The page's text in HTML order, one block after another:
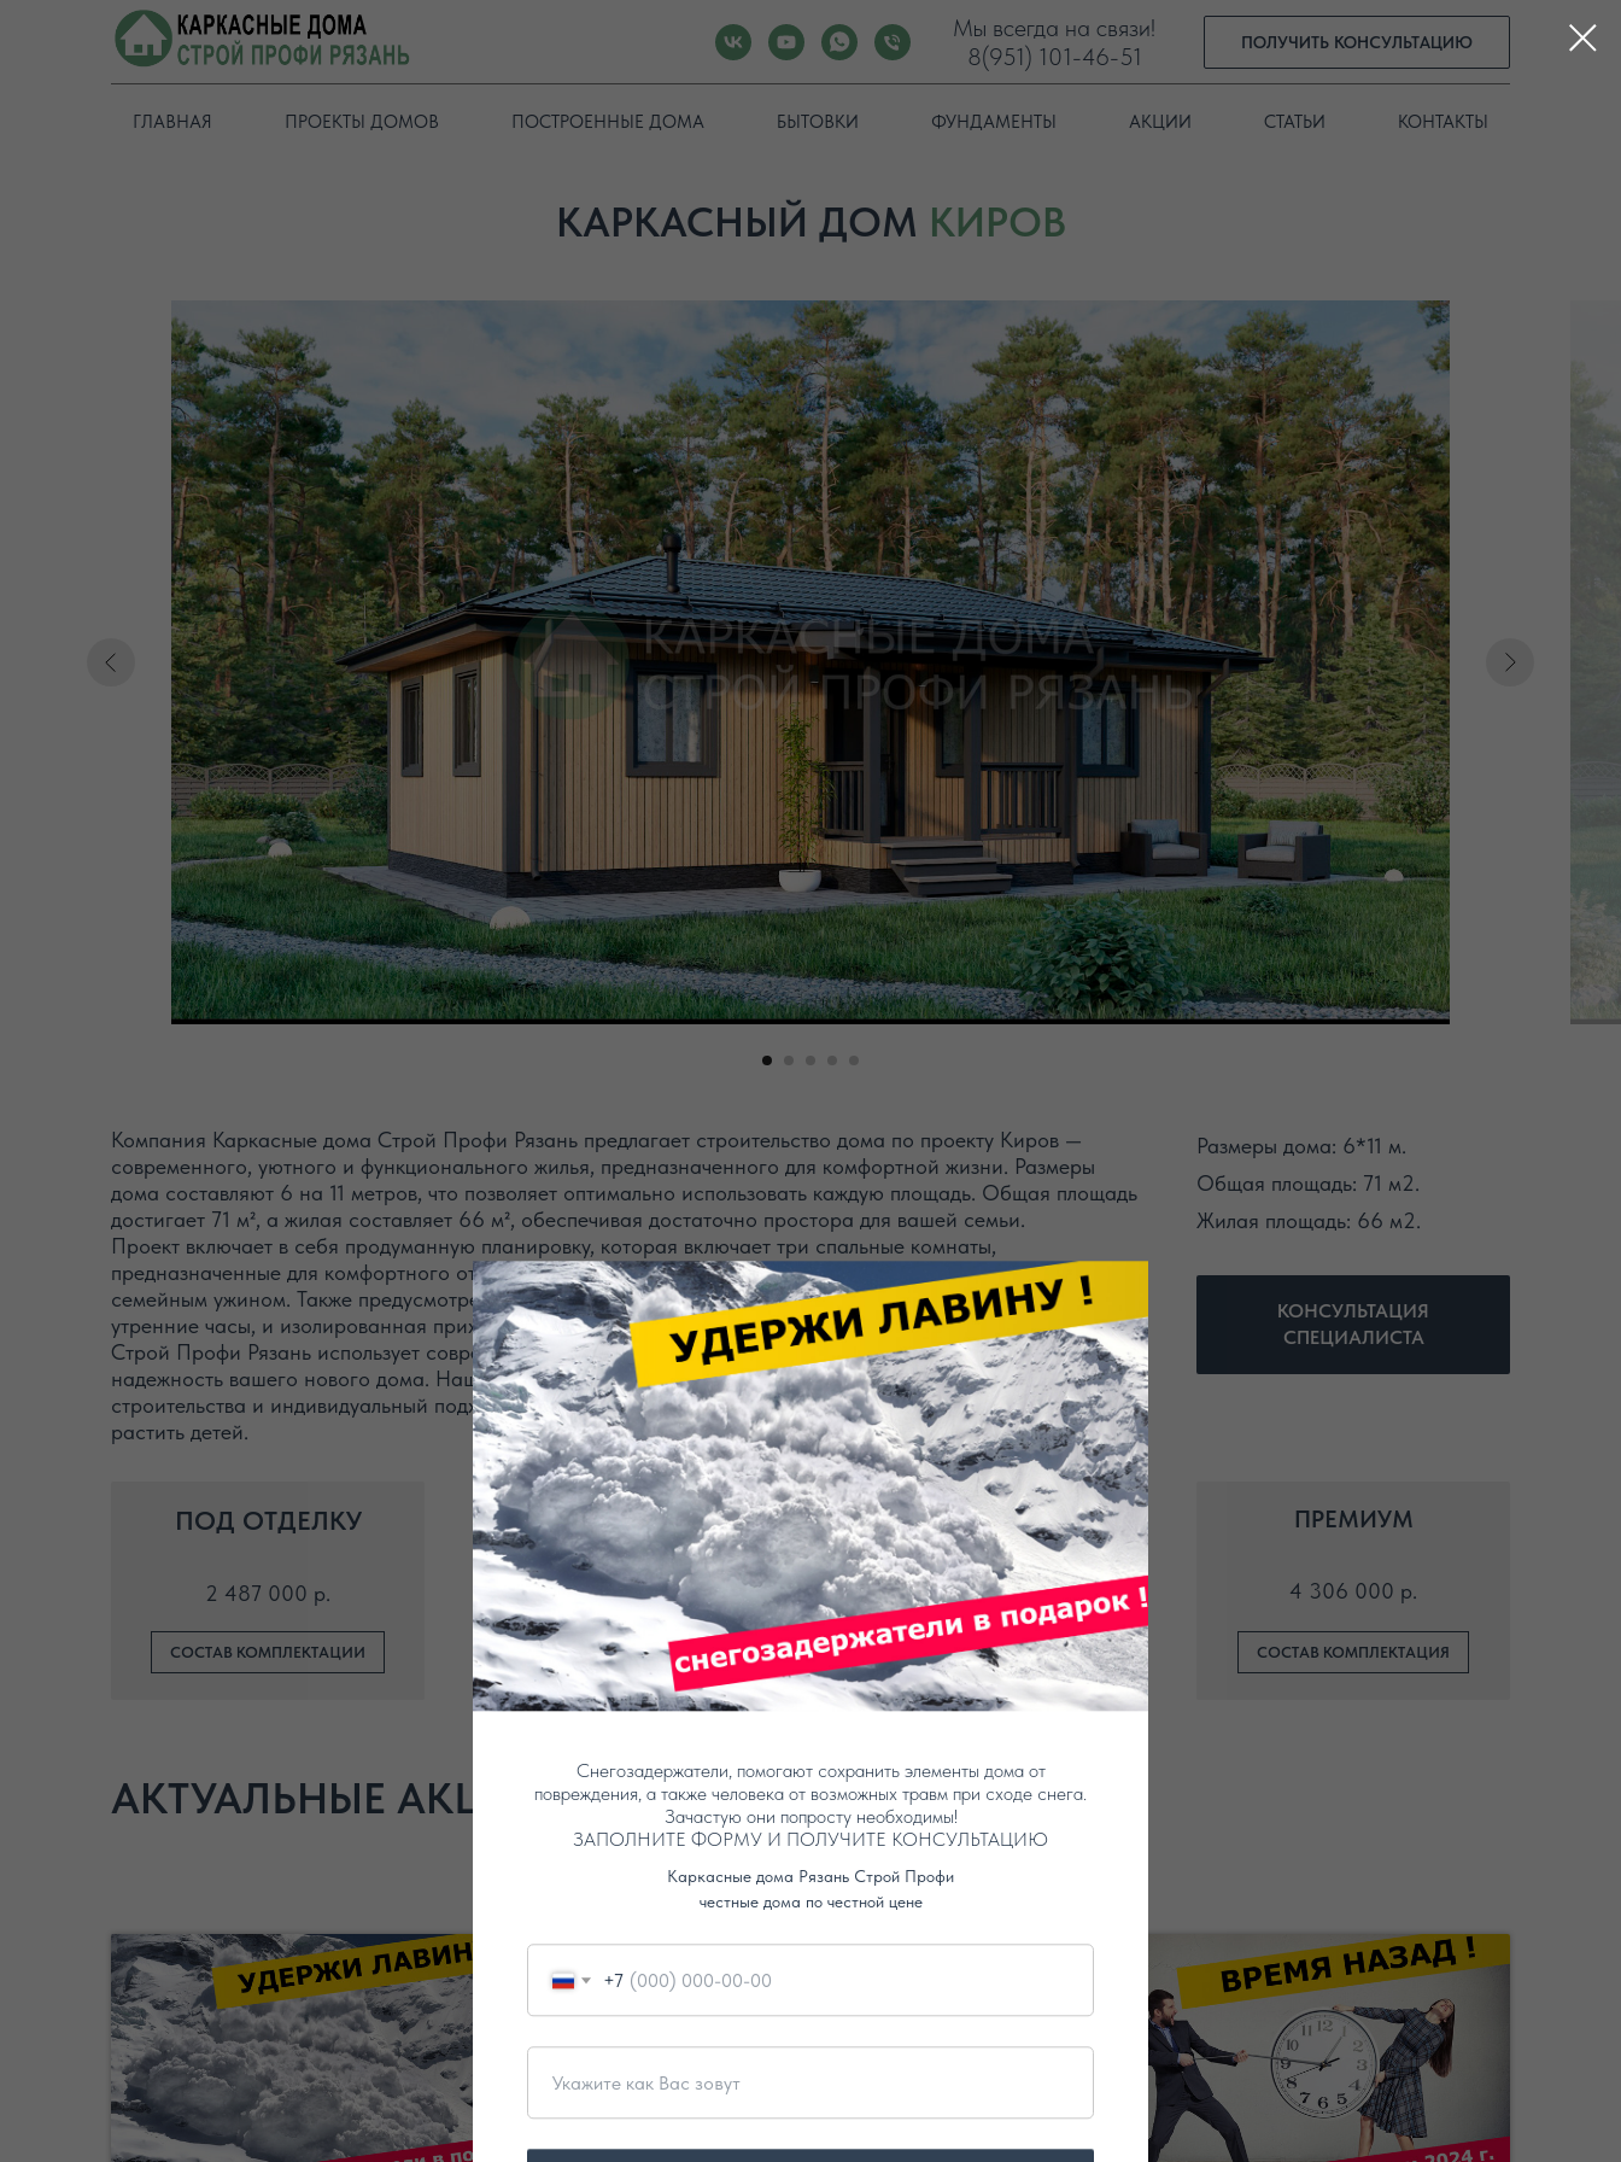
Мы всегда на связи!
8(951) 101-46-51
ПОЛУЧИТЬ КОНСУЛЬТАЦИЮ
ГЛАВНАЯ ПРОЕКТЫ ДОМОВ ПОСТРОЕННЫЕ ДОМА БЫТОВКИ ФУНДАМЕНТЫ АКЦИИ СТАТЬИ КОНТАКТЫ
КАРКАСНЫЙ ДОМ КИРОВ
Компания Каркасные дома Строй Профи Рязань предлагает строительство дома по проекту Киров —
современного, уютного и функционального жилья, предназначенного для комфортной жизни. Размеры
дома составляют 6 на 11 метров, что позволяет оптимально использовать каждую площадь. Общая площадь
достигает 71 м², а жилая составляет 66 м², обеспечивая достаточно простора для вашей семьи.
Проект включает в себя продуманную планировку, которая включает три спальные комнаты,
предназначенные для комфортного отдыха, и отдельную кухню, где вы сможете собираться с близкими за
семейным ужином. Также предусмотрен один санузел, что позволяет избежать ненужных очередей в
утренние часы, и изолированная прихожая, создающая уютное первое впечатление.
Строй Профи Рязань использует современные технологии и материалы, что обеспечивает долговечность и
надежность вашего нового дома. Наша команда профессионалов гарантирует высокое качество
строительства и индивидуальный подход к каждому клиенту, создавая жилье, в котором приятно жить и
растить детей.
Размеры дома: 6*11 м.
Общая площадь: 71 м2.
Жилая площадь: 66 м2.
КОНСУЛЬТАЦИЯ
СПЕЦИАЛИСТА
ПОД ОТДЕЛКУ
2 487 000 р.
СОСТАВ КОМПЛЕКТАЦИИ
ЗИМА
3 496 000 р.
СОСТАВ КОМПЛЕКТАЦИЯ
ЗИМА +
3 638 000 р.
СОСТАВ КОМПЛЕКТАЦИЯ
ПРЕМИУМ
4 306 000 р.
СОСТАВ КОМПЛЕКТАЦИЯ
АКТУАЛЬНЫЕ АКЦИИ !узнайте подробнее !
Снегозадержатели, помогают сохранить элементы дома от
повреждения, а также человека от возможных травм при сходе снега.
Зачастую они попросту необходимы!
ЗАПОЛНИТЕ ФОРМУ И ПОЛУЧИТЕ КОНСУЛЬТАЦИЮ
Каркасные дома Рязань Строй Профи
честные дома по честной цене
+7